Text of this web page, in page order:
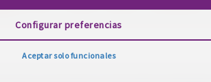
Configurar preferencias
Aceptar solo funcionales